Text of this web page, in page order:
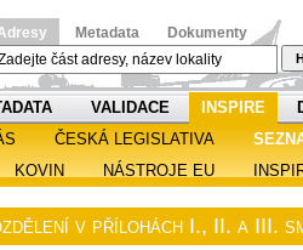
Metadata Dokumenty
VALIDACE INSPIRE
ČESKÁ LEGISLATIVA
KOVIN NÁSTROJE EU
v přílohách I., II. a III.